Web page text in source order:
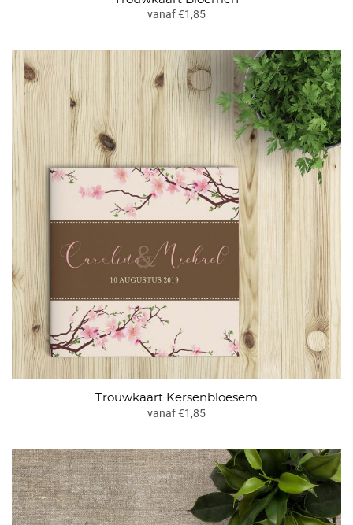
vanaf €1,85
Trouwkaart Kersenbloesem
vanaf €1,85